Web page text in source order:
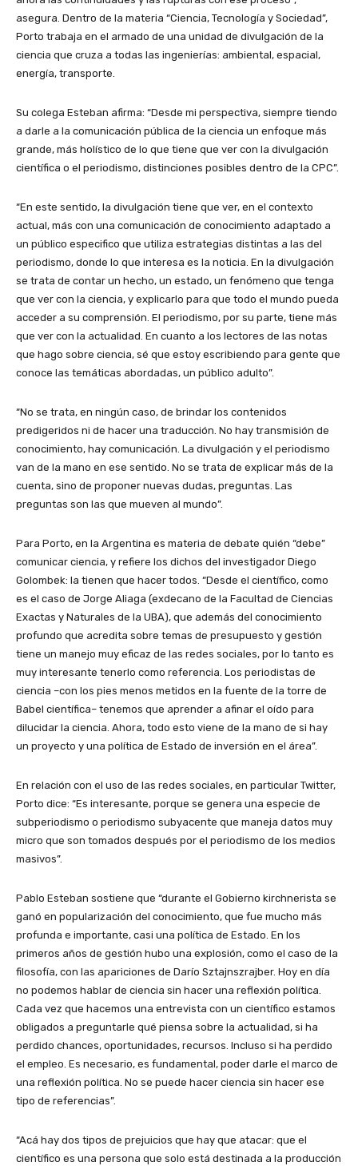
asegura. Dentro de la materia “Ciencia, Tecnología y Sociedad”,
Porto trabaja en el armado de una unidad de divulgación de la
ciencia que cruza a todas las ingenierías: ambiental, espacial,
energía, transporte.
Su colega Esteban afirma: “Desde mi perspectiva, siempre tiendo
a darle a la comunicación pública de la ciencia un enfoque más
grande, más holístico de lo que tiene que ver con la divulgación
científica o el periodismo, distinciones posibles dentro de la CPC”.
“En este sentido, la divulgación tiene que ver, en el contexto
actual, más con una comunicación de conocimiento adaptado a
un público especifico que utiliza estrategias distintas a las del
periodismo, donde lo que interesa es la noticia. En la divulgación
se trata de contar un hecho, un estado, un fenómeno que tenga
que ver con la ciencia, y explicarlo para que todo el mundo pueda
acceder a su comprensión. El periodismo, por su parte, tiene más
que ver con la actualidad. En cuanto a los lectores de las notas
que hago sobre ciencia, sé que estoy escribiendo para gente que
conoce las temáticas abordadas, un público adulto”.
“No se trata, en ningún caso, de brindar los contenidos
predigeridos ni de hacer una traducción. No hay transmisión de
conocimiento, hay comunicación. La divulgación y el periodismo
van de la mano en ese sentido. No se trata de explicar más de la
cuenta, sino de proponer nuevas dudas, preguntas. Las
preguntas son las que mueven al mundo”.
Para Porto, en la Argentina es materia de debate quién “debe”
comunicar ciencia, y refiere los dichos del investigador Diego
Golombek: la tienen que hacer todos. “Desde el científico, como
es el caso de Jorge Aliaga (exdecano de la Facultad de Ciencias
Exactas y Naturales de la UBA), que además del conocimiento
profundo que acredita sobre temas de presupuesto y gestión
tiene un manejo muy eficaz de las redes sociales, por lo tanto es
muy interesante tenerlo como referencia. Los periodistas de
ciencia –con los pies menos metidos en la fuente de la torre de
Babel científica– tenemos que aprender a afinar el oído para
dilucidar la ciencia. Ahora, todo esto viene de la mano de si hay
un proyecto y una política de Estado de inversión en el área”.
En relación con el uso de las redes sociales, en particular Twitter,
Porto dice: “Es interesante, porque se genera una especie de
subperiodismo o periodismo subyacente que maneja datos muy
micro que son tomados después por el periodismo de los medios
masivos”.
Pablo Esteban sostiene que “durante el Gobierno kirchnerista se
ganó en popularización del conocimiento, que fue mucho más
profunda e importante, casi una política de Estado. En los
primeros años de gestión hubo una explosión, como el caso de la
filosofía, con las apariciones de Darío Sztajnszrajber. Hoy en día
no podemos hablar de ciencia sin hacer una reflexión política.
Cada vez que hacemos una entrevista con un científico estamos
obligados a preguntarle qué piensa sobre la actualidad, si ha
perdido chances, oportunidades, recursos. Incluso si ha perdido
el empleo. Es necesario, es fundamental, poder darle el marco de
una reflexión política. No se puede hacer ciencia sin hacer ese
tipo de referencias”.
“Acá hay dos tipos de prejuicios que hay que atacar: que el
científico es una persona que solo está destinada a la producción